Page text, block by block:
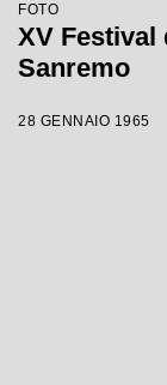
FOTO
XV Festival
Sanremo
28 GENNAIO 1965